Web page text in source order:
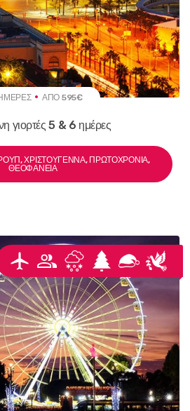
ΑΠΌ 595€
γιορτές 5 & 6 ημέρες
ΧΡΙΣΤΟΎΓΕΝΝΑ, ΠΡΩΤΟΧΡΟΝΙΆ,
ΘΕΟΦΆΝΕΙΑ